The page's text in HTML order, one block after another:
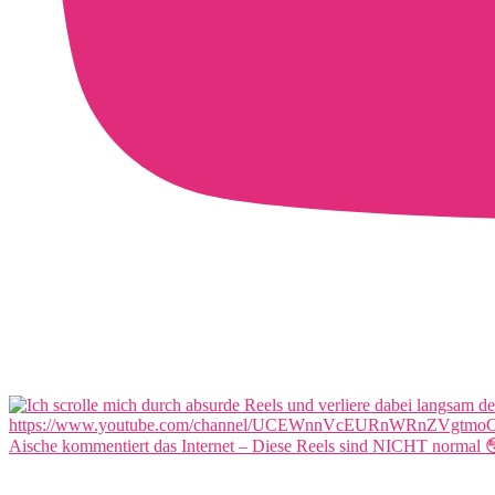
Aische kommentiert das Internet – Diese Reels sind NICHT normal